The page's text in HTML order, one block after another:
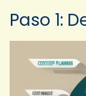
Paso 1: